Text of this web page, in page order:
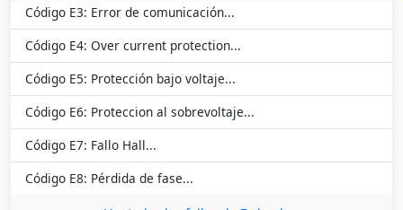
Código E3: Error de comunicación...
Código E4: Over current protection...
Código E5: Protección bajo voltaje...
Código E6: Proteccion al sobrevoltaje...
Código E7: Fallo Hall...
Código E8: Pérdida de fase...